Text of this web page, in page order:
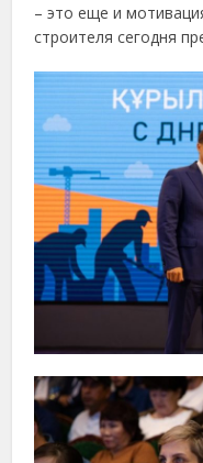
– это еще и
строителя сегодня